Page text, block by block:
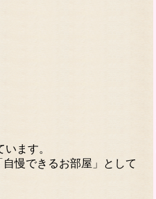
ます。
慢できるお部屋」として